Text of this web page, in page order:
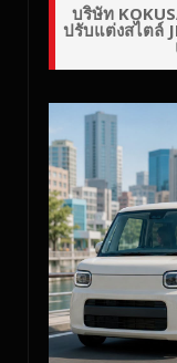
บริษัท
ปรับแต่งสไตล์